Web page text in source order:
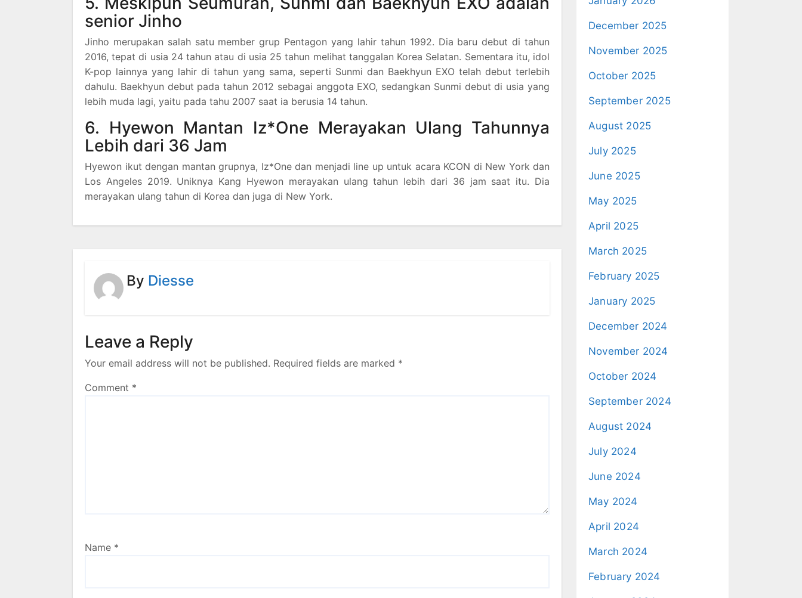
senior Jinho
Jinho merupakan salah satu member grup Pentagon yang lahir tahun 1992. Dia baru debut di tahun
2016, tepat di usia 24 tahun atau di usia 25 tahun melihat tanggalan Korea Selatan. Sementara itu, idol
K-pop lainnya yang lahir di tahun yang sama, seperti Sunmi dan Baekhyun EXO telah debut terlebih
dahulu. Baekhyun debut pada tahun 2012 sebagai anggota EXO, sedangkan Sunmi debut di usia yang
lebih muda lagi, yaitu pada tahu 2007 saat ia berusia 14 tahun.
6. Hyewon Mantan Iz*One Merayakan Ulang Tahunnya
Lebih dari 36 Jam
Hyewon ikut dengan mantan grupnya, Iz*One dan menjadi line up untuk acara KCON di New York dan
Los Angeles 2019. Uniknya Kang Hyewon merayakan ulang tahun lebih dari 36 jam saat itu. Dia
merayakan ulang tahun di Korea dan juga di New York.
By Diesse
Leave a Reply
Your email address will not be published. Required fields are marked *
Comment *
Name *
December 2025
November 2025
October 2025
September 2025
August 2025
July 2025
June 2025
May 2025
April 2025
March 2025
February 2025
January 2025
December 2024
November 2024
October 2024
September 2024
August 2024
July 2024
June 2024
May 2024
April 2024
March 2024
February 2024